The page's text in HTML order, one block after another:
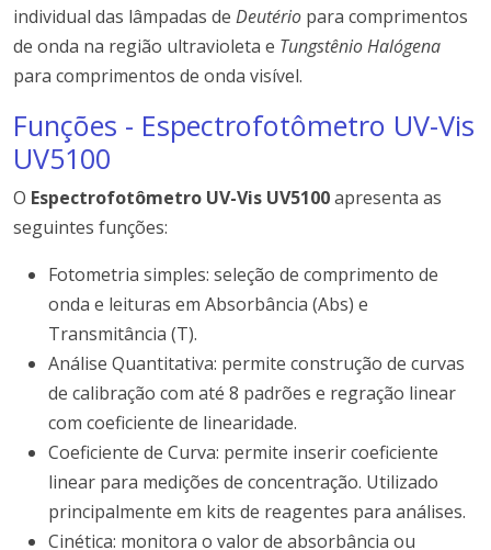
individual das lâmpadas de Deutério para comprimentos
de onda na região ultravioleta e Tungstênio Halógena
para comprimentos de onda visível.
Funções - Espectrofotômetro UV-Vis
UV5100
O Espectrofotômetro UV-Vis UV5100apresenta as
seguintes funções:
Fotometria simples: seleção de comprimento de
onda e leituras em Absorbância (Abs) e
Transmitância (T).
Análise Quantitativa: permite construção de curvas
de calibração com até 8 padrões e regração linear
com coeficiente de linearidade.
Coeficiente de Curva: permite inserir coeficiente
linear para medições de concentração. Utilizado
principalmente em kits de reagentes para análises.
Cinética: monitora o valor de absorbância ou